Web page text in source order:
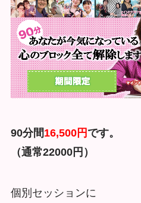
90分間16,500円 です。
（通常22000円）
個別セッションに